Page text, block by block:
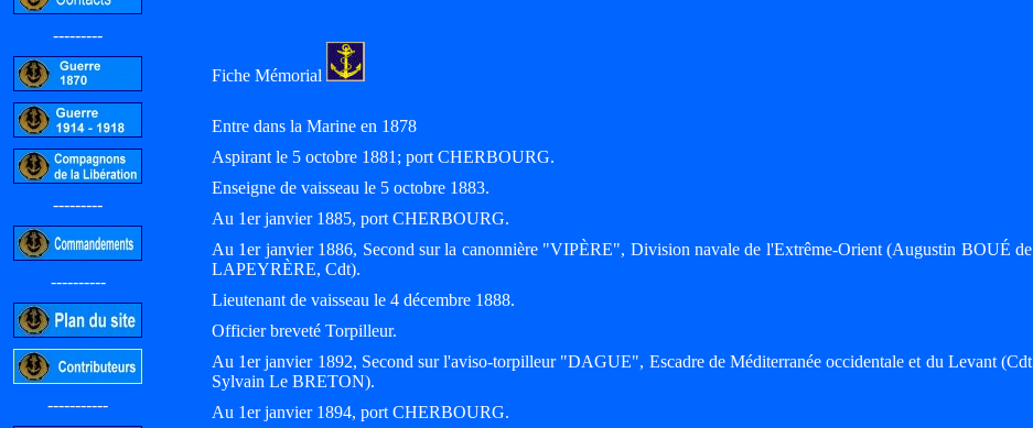
---------
---------
----------
-----------
Fiche Mémorial
Entre dans la Marine en 1878
Aspirant le 5 octobre 1881; port CHERBOURG.
Enseigne de vaisseau le 5 octobre 1883.
Au 1er janvier 1885, port CHERBOURG.
Au 1er janvier 1886, Second sur la canonnière "VIPÈRE", Division navale de l'Extrême-Orient (Augustin BOUÉ de
LAPEYRÈRE, Cdt).
Lieutenant de vaisseau le 4 décembre 1888.
Officier breveté Torpilleur.
Au 1er janvier 1892, Second sur l'aviso-torpilleur "DAGUE", Escadre de Méditerranée occidentale et du Levant (Cdt
Sylvain Le BRETON).
Au 1er janvier 1894, port CHERBOURG.